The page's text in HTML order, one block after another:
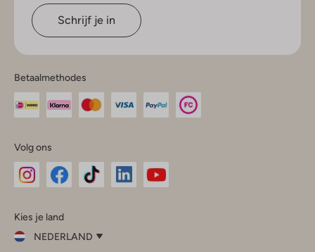
Schrijf je in
Betaalmethodes
Volg ons
InstagramFacebook
Kies je land
NEDERLAND